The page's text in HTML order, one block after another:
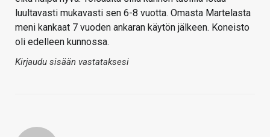
luultavasti mukavasti sen 6-8 vuotta. Omasta Martelasta
meni kankaat 7 vuoden ankaran käytön jälkeen. Koneisto
oli edelleen kunnossa.
Kirjaudu sisään vastataksesi